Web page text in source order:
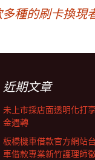
種的刷卡換現
近期文章
未上市採店面透明化打
金週轉
板橋機車借款官方網站
車借款專業新竹護理師